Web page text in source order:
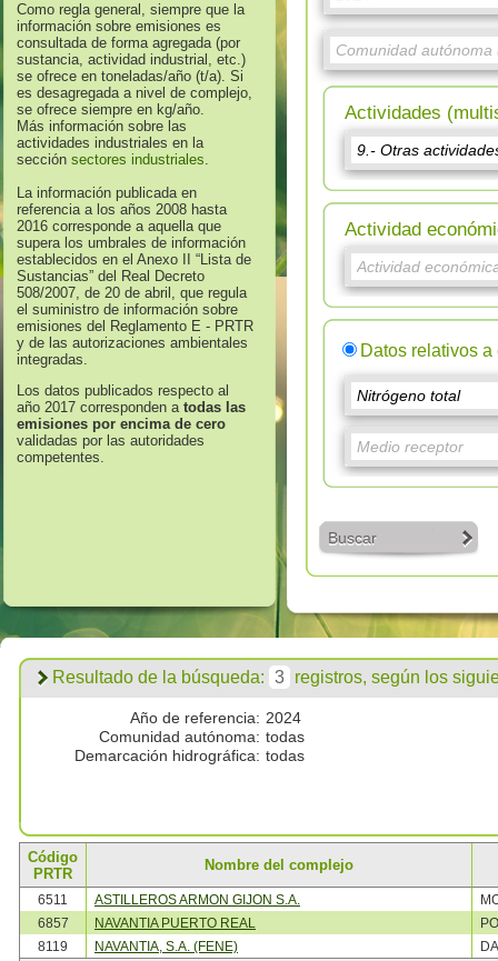
Como regla general, siempre que la
información sobre emisiones es
consultada de forma agregada (por
sustancia, actividad industrial, etc.)
se ofrece en toneladas/año (t/a). Si
es desagregada a nivel de complejo,
se ofrece siempre en kg/año.
Más información sobre las
actividades industriales en la
sección sectores industriales.
La información publicada en
referencia a los años 2008 hasta
2016 corresponde a aquella que
supera los umbrales de información
establecidos en el Anexo II “Lista de
Sustancias” del Real Decreto
508/2007, de 20 de abril, que regula
el suministro de información sobre
emisiones del Reglamento E - PRTR
y de las autorizaciones ambientales
integradas.
Los datos publicados respecto al
año 2017 corresponden atodas las
emisiones por encima de cero
validadas por las autoridades
competentes.
Actividades
Actividad
Datos relativos
Buscar
Resultado de la búsqueda: 3 registros, según los
Año de referencia: 2024
Comunidad autónoma: todas
Demarcación hidrográfica: todas
Código
PRTR
Nombre del complejo
6511 ASTILLEROS ARMON GIJON S.A.
6857
NAVANTIA PUERTO REAL
8119
NAVANTIA, S.A. (FENE)